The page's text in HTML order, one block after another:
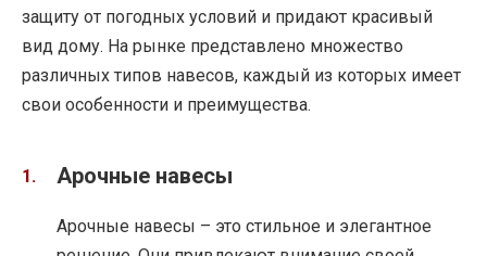
защиту от погодных условий и придают красивый
вид дому. На рынке представлено множество
различных типов навесов, каждый из которых имеет
свои особенности и преимущества.
Арочные навесы
Арочные навесы – это стильное и элегантное